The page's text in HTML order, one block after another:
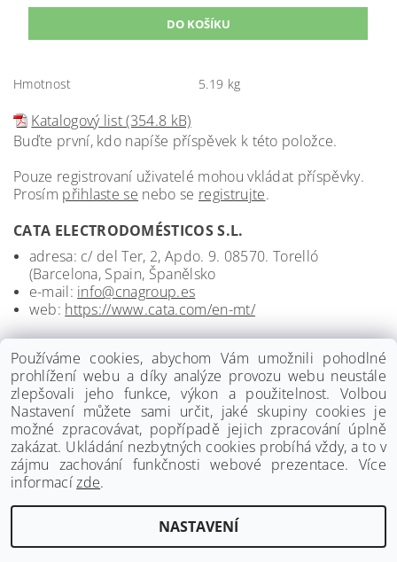
Hmotnost 5.19 kg
Katalogový list (354.8 kB)
Buďte první, kdo napíše příspěvek k této položce.
Pouze registrovaní uživatelé mohou vkládat příspěvky.
Prosím přihlaste se nebo se registrujte.
CATA ELECTRODOMÉSTICOS S.L.
adresa: c/ del Ter, 2, Apdo. 9. 08570. Torelló
(Barcelona, Spain, Španělsko
e-mail: info@cnagroup.es
web: https://www.cata.com/en-mt/
www.palmat.cz
2026 ©Palmat.cz, všechna práva vyhrazenaUpravit nastavení cookies
Používáme cookies, abychom Vám umožnili pohodlné
prohlížení webu a díky analýze provozu webu neustále
zlepšovali jeho funkce, výkon a použitelnost. Volbou
Nastavení můžete sami určit, jaké skupiny cookies je
možné zpracovávat, popřípadě jejich zpracování úplně
zakázat. Ukládání nezbytných cookies probíhá vždy, a to v
zájmu zachování funkčnosti webové prezentace. Více
informacízde.
NASTAVENÍ